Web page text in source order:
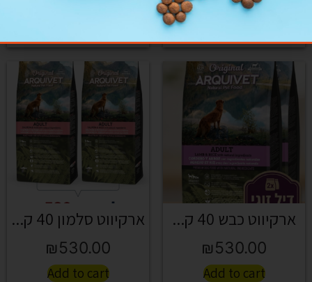
Add to cart
ארקיווט כבש 40 ק...
₪530.00
Add to cart
ארקיווט סלמון 40 ק...
₪530.00
Add to cart